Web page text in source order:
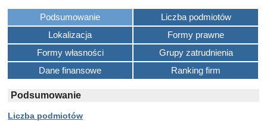
Podsumowanie
Liczba podmiotów
Lokalizacja
Formy prawne
Formy własności
Grupy zatrudnienia
Dane finansowe
Ranking firm
Podsumowanie
Liczba podmiotów